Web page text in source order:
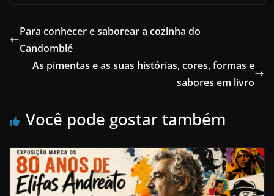
Para conhecer e saborear a cozinha do
Candomblé
As pimentas e as suas histórias, cores, formas e
sabores em livro
Você pode gostar também